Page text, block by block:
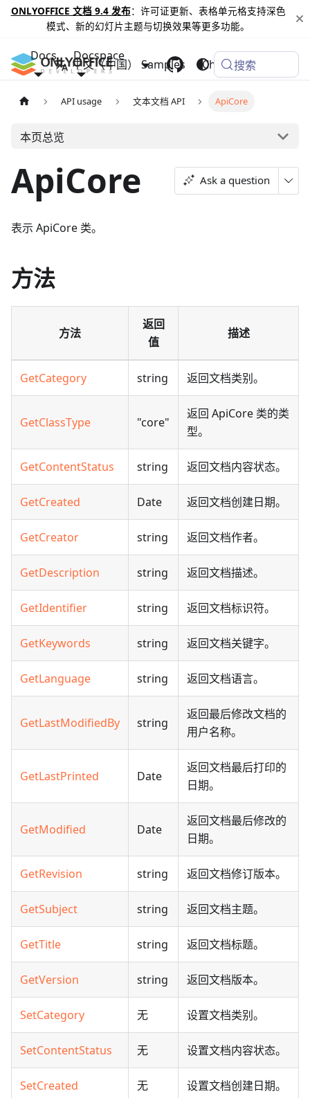
ONLYOFFICE 文档 9.4 发布：许可证更新、表格单元格支持深色
模式、新的幻灯片主题与切换效果等更多功能。
Docs Docspace
Samples Changelog
中文（中国） 搜索
API usage 文本文档 API ApiCore
本页总览
ApiCore Ask a question
表示 ApiCore 类。
方法
方法
返回
值
描述
GetCategory string 返回文档类别。
GetClassType "core"
返回 ApiCore 类的类
型。
GetContentStatus string 返回文档内容状态。
GetCreated Date 返回文档创建日期。
GetCreator string 返回文档作者。
GetDescription string 返回文档描述。
GetIdentifier string 返回文档标识符。
GetKeywords string 返回文档关键字。
GetLanguage string 返回文档语言。
GetLastModifiedBy string
返回最后修改文档的
用户名称。
GetLastPrinted Date
返回文档最后打印的
日期。
GetModified Date
返回文档最后修改的
日期。
GetRevision string 返回文档修订版本。
GetSubject string 返回文档主题。
GetTitle string 返回文档标题。
GetVersion string 返回文档版本。
SetCategory 无 设置文档类别。
SetContentStatus 无 设置文档内容状态。
SetCreated 无 设置文档创建日期。